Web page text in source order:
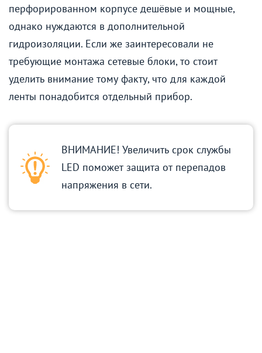
перфорированном корпусе дешёвые и мощные,
однако нуждаются в дополнительной
гидроизоляции. Если же заинтересовали не
требующие монтажа сетевые блоки, то стоит
уделить внимание тому факту, что для каждой
ленты понадобится отдельный прибор.
ВНИМАНИЕ! Увеличить срок службы
LED поможет защита от перепадов
напряжения в сети.